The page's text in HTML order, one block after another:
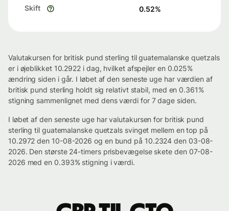
Skift 0.52%
Valutakursen for britisk pund sterling til guatemalanske quetzals
er i øjeblikket 10.2922 i dag, hvilket afspejler en 0.025%
ændring siden i går. I løbet af den seneste uge har værdien af
britisk pund sterling holdt sig relativt stabil, med en 0.361%
stigning sammenlignet med dens værdi for 7 dage siden.
I løbet af den seneste uge har valutakursen for britisk pund
sterling til guatemalanske quetzals svinget mellem en top på
10.2972 den 10-08-2026 og en bund på 10.2324 den 03-08-
2026. Den største 24-timers prisbevægelse skete den 07-08-
2026 med en 0.393% stigning i værdi.